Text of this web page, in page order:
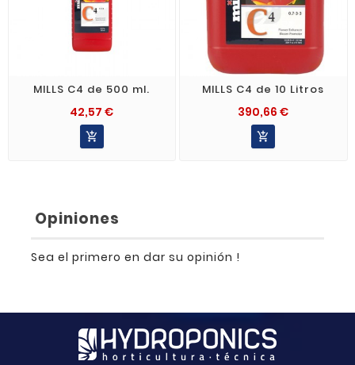
MILLS C4 de 500 ml.
42,57 €

MILLS C4 de 10 Litros
390,66 €

Opiniones
Sea el primero en dar su opinión !